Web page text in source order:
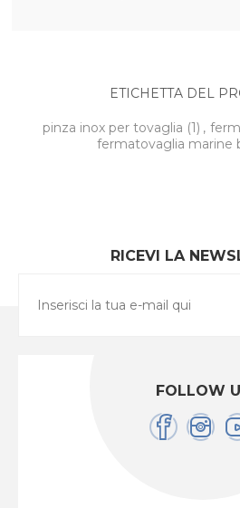
ETICHETTA DEL
pinza inox per tovaglia (1) ,
fermatovaglia marine
RICEVI LA
FOLLOW